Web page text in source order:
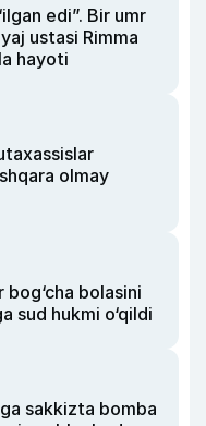
edi”. Bir umr
ustasi Rimma
hayoti
olmay
bog‘cha bolasini
sud hukmi o‘qildi
sakkizta bomba